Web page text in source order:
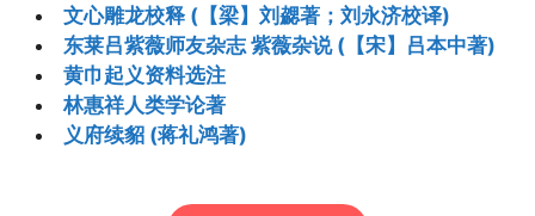
文心雕龙校释 (【梁】刘勰著；刘永济校译)
东莱吕紫薇师友杂志 紫薇杂说 (【宋】吕本中著)
黄巾起义资料选注
林惠祥人类学论著
义府续貂 (蒋礼鸿著)